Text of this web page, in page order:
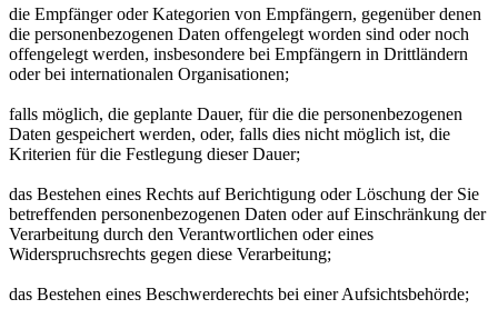
die Empfänger oder Kategorien von Empfängern, gegenüber denen
die personenbezogenen Daten offengelegt worden sind oder noch
offengelegt werden, insbesondere bei Empfängern in Drittländern
oder bei internationalen Organisationen;
falls möglich, die geplante Dauer, für die die personenbezogenen
Daten gespeichert werden, oder, falls dies nicht möglich ist, die
Kriterien für die Festlegung dieser Dauer;
das Bestehen eines Rechts auf Berichtigung oder Löschung der Sie
betreffenden personenbezogenen Daten oder auf Einschränkung der
Verarbeitung durch den Verantwortlichen oder eines
Widerspruchsrechts gegen diese Verarbeitung;
das Bestehen eines Beschwerderechts bei einer Aufsichtsbehörde;